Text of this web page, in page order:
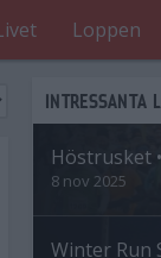
Loppen
INTRESSANTA
Höstrusket
8 nov 2025
Winter Run